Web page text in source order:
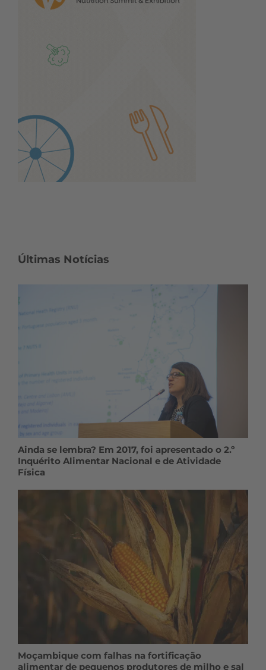
Últimas Notícias
Ainda se lembra? Em 2017, foi apresentado o 2.º
Inquérito Alimentar Nacional e de Atividade
Física
Moçambique com falhas na fortificação
alimentar de pequenos produtores de milho e sal